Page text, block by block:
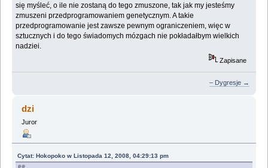
się myśleć, o ile nie zostaną do tego zmuszone, tak jak my jesteśmy
zmuszeni przedprogramowaniem genetycznym. A takie
przedprogramowanie jest zawsze pewnym ograniczeniem, więc w
sztucznych i do tego świadomych mózgach nie pokładałbym wielkich
nadziei.
Zapisane
– Dygresje →
dzi
Juror
Cytat: Hokopoko w Listopada 12, 2008, 04:29:13 pm